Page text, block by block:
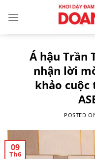
Á hậu Trần
nhận lời
khảo cuộc
POSTED
09
Th6